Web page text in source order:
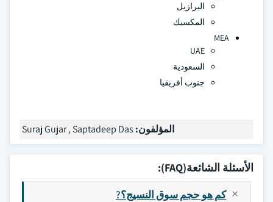
البرازيل
المكسيك
MEA
UAE
السعودية
جنوب أفريقيا
المؤلفون: Suraj Gujar , Saptadeep Das
الأسئلة الشائعة(FAQ):
كم هو حجم سوق النسيج؟?